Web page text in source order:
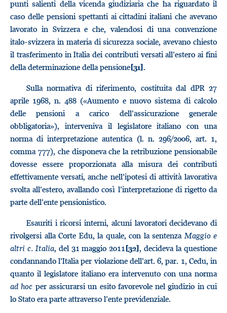
punti salienti della vicenda giudiziaria che ha riguardato il
caso delle pensioni spettanti ai cittadini italiani che avevano
lavorato in Svizzera e che, valendosi di una convenzione
italo-svizzera in materia di sicurezza sociale, avevano chiesto
il trasferimento in Italia dei contributi versati all’estero ai fini
della determinazione della pensione[31].
Sulla normativa di riferimento, costituita dal dPR 27
aprile 1968, n. 488 («Aumento e nuovo sistema di calcolo
delle pensioni a carico dell’assicurazione generale
obbligatoria»), interveniva il legislatore italiano con una
norma di interpretazione autentica (l. n. 296/2006, art. 1,
comma 777), che disponeva che la retribuzione pensionabile
dovesse essere proporzionata alla misura dei contributi
effettivamente versati, anche nell’ipotesi di attività lavorativa
svolta all’estero, avallando così l’interpretazione di rigetto da
parte dell’ente pensionistico.
Esauriti i ricorsi interni, alcuni lavoratori decidevano di
rivolgersi alla Corte Edu, la quale, con la sentenza Maggio e
altri c. Italia, del 31 maggio 2011[32], decideva la questione
condannando l’Italia per violazione dell’art. 6, par. 1, Cedu, in
quanto il legislatore italiano era intervenuto con una norma
ad hoc per assicurarsi un esito favorevole nel giudizio in cui
lo Stato era parte attraverso l’ente previdenziale.